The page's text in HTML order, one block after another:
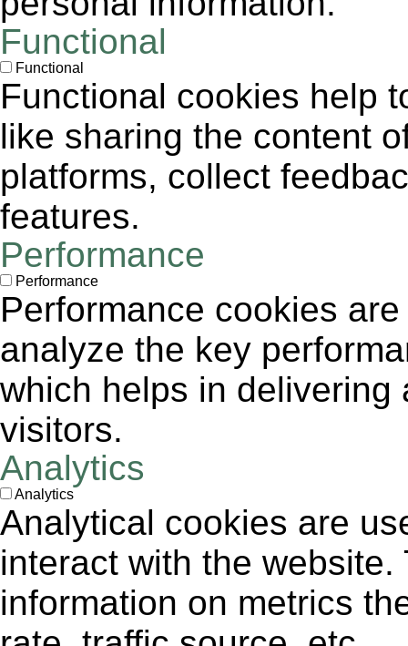
Functional
Functional
Functional cookies help
like sharing the content
platforms, collect
features.
Performance
Performance
Performance cookies
analyze the key
which helps in delivering
visitors.
Analytics
Analytics
Analytical cookies are
interact with the
information on metrics